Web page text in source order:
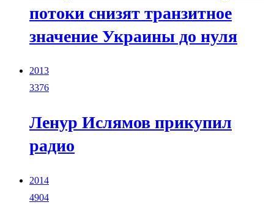
потоки снизят транзитное
значение Украины до нуля
2013
3376
Ленур Ислямов прикупил
радио
2014
4904